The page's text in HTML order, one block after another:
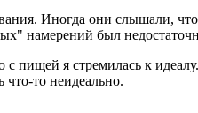
Иногда они слышали,
намерений был
с пищей я стремилась к
что-то неидеально.